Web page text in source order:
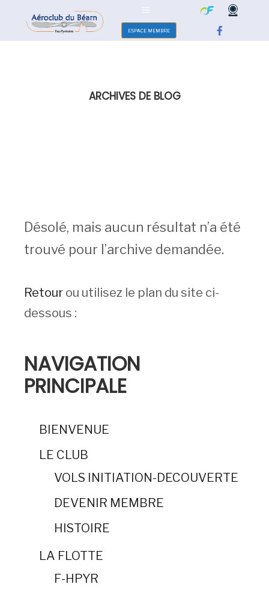
ESPACE MEMBRE
ARCHIVES DE BLOG
Désolé, mais aucun résultat n’a été
trouvé pour l’archive demandée.
Retour ou utilisez le plan du site ci-
dessous :
NAVIGATION
PRINCIPALE
BIENVENUE
LE CLUB
VOLS INITIATION-DECOUVERTE
DEVENIR MEMBRE
HISTOIRE
LA FLOTTE
F-HPYR